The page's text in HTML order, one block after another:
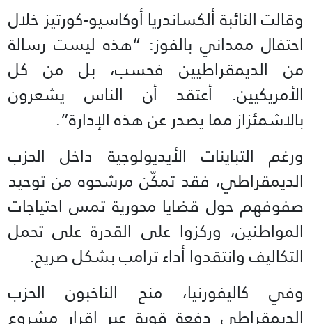
وقالت النائبة ألكساندريا أوكاسيو-كورتيز خلال
احتفال ممداني بالفوز: “هذه ليست رسالة
من الديمقراطيين فحسب، بل من كل
الأمريكيين. أعتقد أن الناس يشعرون
بالاشمئزاز مما يصدر عن هذه الإدارة”.
ورغم التباينات الأيديولوجية داخل الحزب
الديمقراطي، فقد تمكّن مرشحوه من توحيد
صفوفهم حول قضايا محورية تمس احتياجات
المواطنين، وركزوا على القدرة على تحمل
التكاليف وانتقدوا أداء ترامب بشكل صريح.
وفي كاليفورنيا، منح الناخبون الحزب
الديمقراطي دفعة قوية عبر إقرار مشروع